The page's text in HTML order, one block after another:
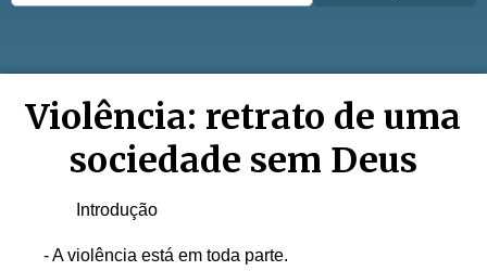
Violência: retrato de uma
sociedade sem Deus
Introdução
- A violência está em toda parte.